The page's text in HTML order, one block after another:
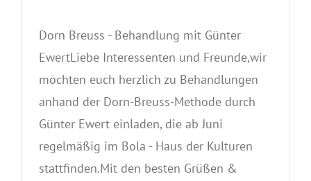
Dorn Breuss - Behandlung mit Günter
EwertLiebe Interessenten und Freunde,wir
möchten euch herzlich zu Behandlungen
anhand der Dorn-Breuss-Methode durch
Günter Ewert einladen, die ab Juni
regelmäßig im Bola - Haus der Kulturen
stattfinden.Mit den besten Grüßen &